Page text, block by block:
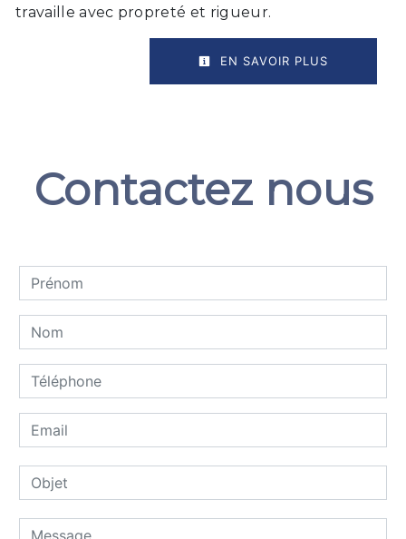
travaille avec propreté et rigueur.
EN SAVOIR PLUS
Contactez nous